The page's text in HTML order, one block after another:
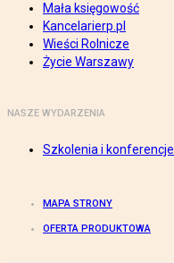
Mała księgowość
Kancelarierp.pl
Wieści Rolnicze
Życie Warszawy
NASZE WYDARZENIA
Szkolenia i konferencje
MAPA STRONY
OFERTA PRODUKTOWA